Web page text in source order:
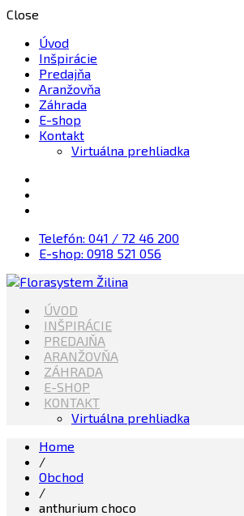
Close
Úvod
Inšpirácie
Predajňa
Aranžovňa
Záhrada
E-shop
Kontakt
Virtuálna prehliadka
Telefón: 041 / 72 46 200
E-shop: 0918 521 056
Florasystem Žilina
Kvety, Sviečky, dekorácie, Záhrada
ÚVOD
INŠPIRÁCIE
PREDAJŇA
ARANŽOVŇA
ZÁHRADA
E-SHOP
KONTAKT
Virtuálna prehliadka
Home
/
Obchod
/
anthurium choco